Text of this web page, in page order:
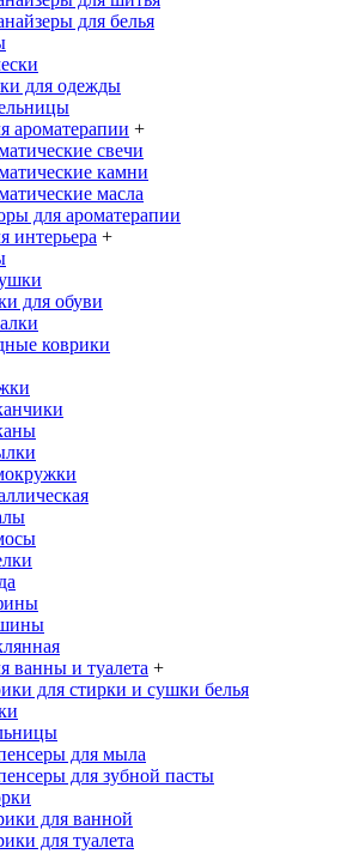
для белья
для одежды
ароматерапии +
свечи
камни
масла
для ароматерапии
интерьера +
для обуви
коврики
ванны и туалета +
для стирки и сушки белья
для мыла
для зубной пасты
для ванной
для туалета